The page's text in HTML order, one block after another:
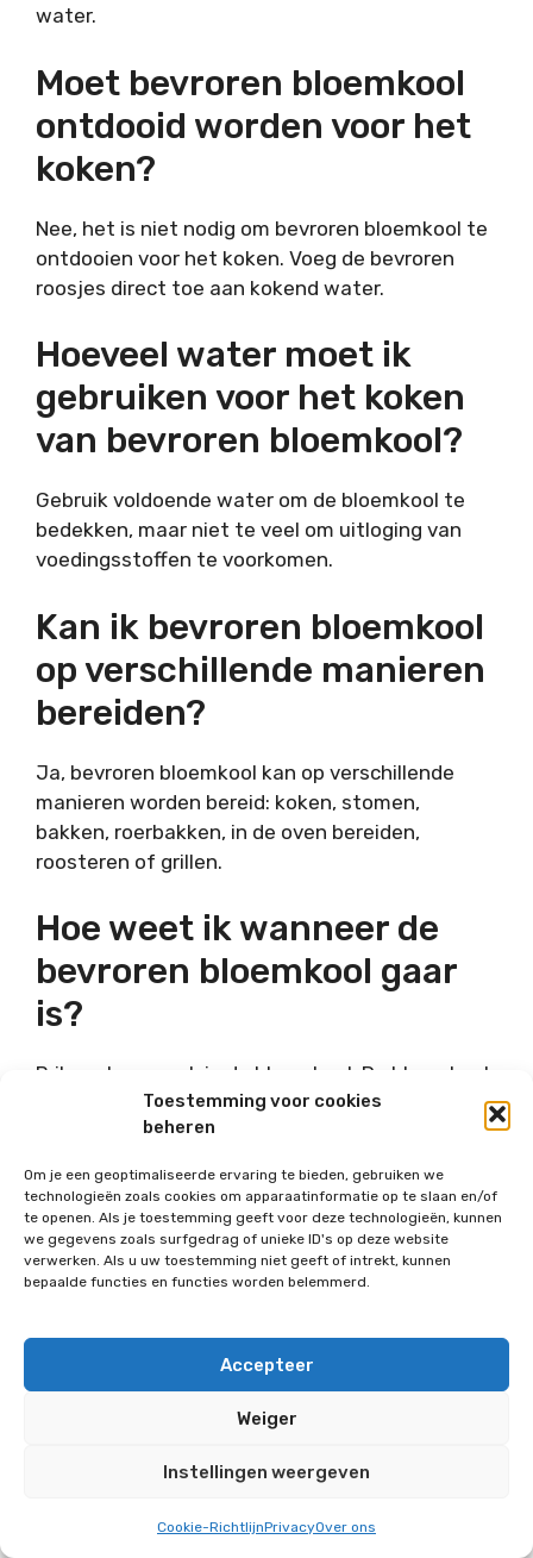
Toestemming voor cookies
beheren
Om je een geoptimaliseerde ervaring te bieden, gebruiken we
technologieën zoals cookies om apparaatinformatie op te slaan en/of
te openen. Als je toestemming geeft voor deze technologieën, kunnen
we gegevens zoals surfgedrag of unieke ID's op deze website
verwerken. Als u uw toestemming niet geeft of intrekt, kunnen
bepaalde functies en functies worden belemmerd.
Accepteer
Weiger
Instellingen weergeven
Cookie-RichtlijnPrivacyOver ons
water.
Moet bevroren bloemkool
ontdooid worden voor het
koken?
Nee, het is niet nodig om bevroren bloemkool te
ontdooien voor het koken. Voeg de bevroren
roosjes direct toe aan kokend water.
Hoeveel water moet ik
gebruiken voor het koken
van bevroren bloemkool?
Gebruik voldoende water om de bloemkool te
bedekken, maar niet te veel om uitloging van
voedingsstoffen te voorkomen.
Kan ik bevroren bloemkool
op verschillende manieren
bereiden?
Ja, bevroren bloemkool kan op verschillende
manieren worden bereid: koken, stomen,
bakken, roerbakken, in de oven bereiden,
roosteren of grillen.
Hoe weet ik wanneer de
bevroren bloemkool gaar
is?
Prik met een vork in de bloemkool. De bloemkool
moet zacht zijn, maar nog enige weerstand
Hoe kan ik de smaak van
bevroren bloemkool
verbeteren?
Bloemkool kan op smaak worden gebracht met
verschillende kruiden en specerijen zoals
paprikapoeder of kurkuma.
bevroren bloemkool